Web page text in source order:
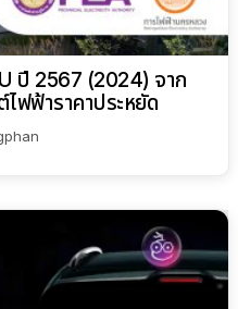
ปี 2567 (2024) จาก
ฟฟ้าราคาประหยัด